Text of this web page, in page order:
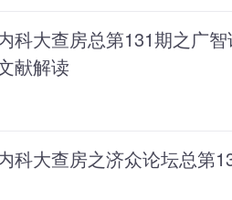
科大查房总第131期之广
献解读
科大查房之济众论坛总第